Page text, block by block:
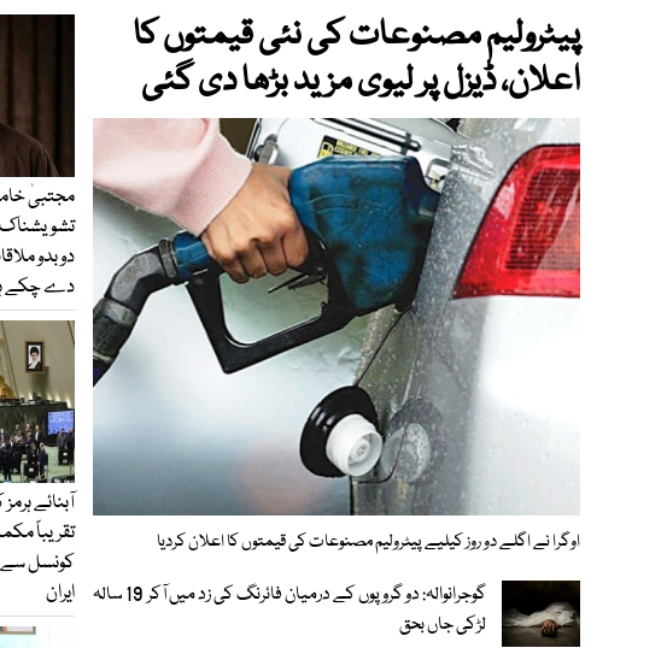
پیٹرولیم مصنوعات کی نئی قیمتوں کا
اعلان، ڈیزل پر لیوی مزید بڑھا دی گئی
اوگرا نے اگلے دو روز کیلیے پیٹرولیم مصنوعات کی قیمتوں کا اعلان کردیا
گوجرانوالہ: دو گروپوں کے درمیان فائرنگ کی زد میں آکر 19 سالہ
لڑکی جاں بحق
مجتبیٰ
دوبدو
دے چکے
آبنائے
تقریباً
کونسل سے
ایران